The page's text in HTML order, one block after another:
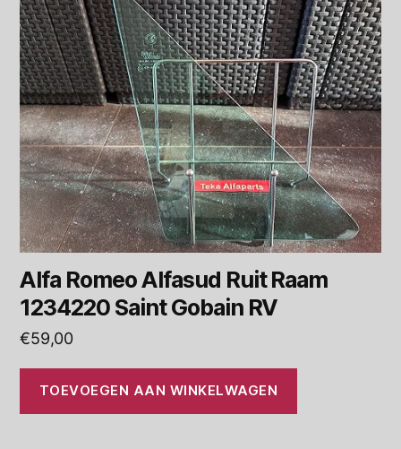
Alfa Romeo Alfasud Ruit Raam
1234220 Saint Gobain RV
€59,00
TOEVOEGEN AAN WINKELWAGEN